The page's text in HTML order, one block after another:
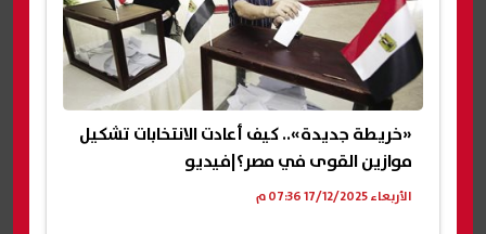
«خريطة جديدة».. كيف أعادت الانتخابات تشكيل
موازين القوى في مصر؟|فيديو
الأربعاء 17/12/2025 07:36 م